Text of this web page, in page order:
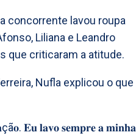
concorrente lavou roupa
Liliana e Leandro
que criticaram a atitude.
Nufla explicou o que
𝐄𝐮 𝐥𝐚𝐯𝐨 𝐬𝐞𝐦𝐩𝐫𝐞 𝐚 𝐦𝐢𝐧𝐡𝐚